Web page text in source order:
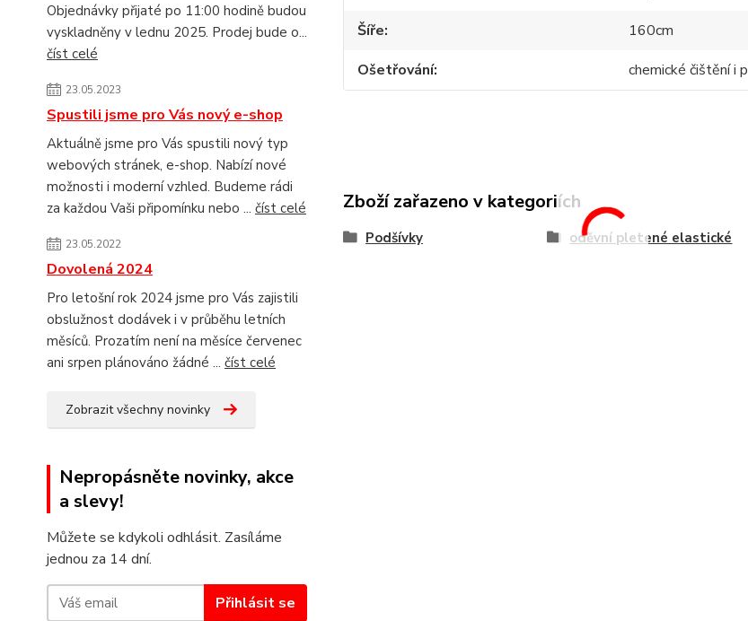
Objednávky přijaté po 11:00 hodině budou
vyskladněny v lednu 2025. Prodej bude o...
číst celé
23.05.2023
Spustili jsme pro Vás nový e-shop
Aktuálně jsme pro Vás spustili nový typ
webových stránek, e-shop. Nabízí nové
možnosti i moderní vzhled. Budeme rádi
za každou Vaši připomínku nebo ... číst celé
23.05.2022
Dovolená 2024
Pro letošní rok 2024 jsme pro Vás zajistili
obslužnost dodávek i v průběhu letních
měsíců. Prozatím není na měsíce červenec
ani srpen plánováno žádné ... číst celé
Zobrazit všechny novinky
Nepropásněte novinky, akce
a slevy!
Můžete se kdykoli odhlásit. Zasíláme
jednou za 14 dní.
Přihlásit se
Šíře
160cm
Ošetřování
chemické čištění i
Zboží zařazeno v kategoriích
Podšívky oděvní pletené elastické